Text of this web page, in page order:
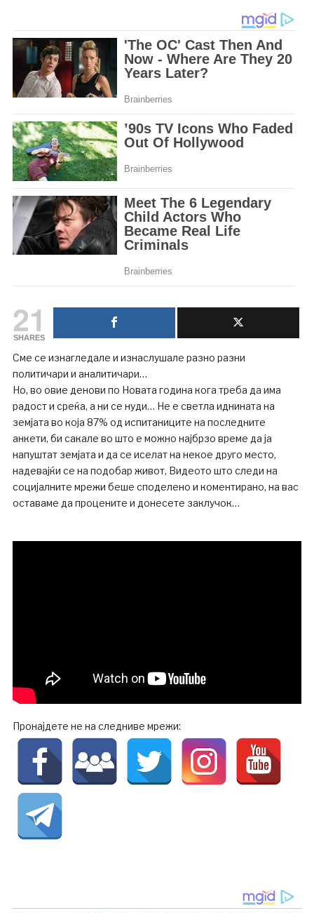
21
SHARES
Сме се изнагледале и изнаслушале разно разни
политичари и аналитичари…
Но, во овие денови по Новата година кога треба да има
радост и среќа, а ни се нуди… Не е светла иднината на
земјата во која 87% од испитаниците на последните
анкети, би сакале во што е можно најбрзо време да ја
напуштат земјата и да се иселат на некое друго место,
надевајќи се на подобар живот, Видеото што следи на
социјалните мрежи беше споделено и коментирано, на вас
оставаме да процените и донесете заклучок…
Пронајдете не на следниве мрежи: